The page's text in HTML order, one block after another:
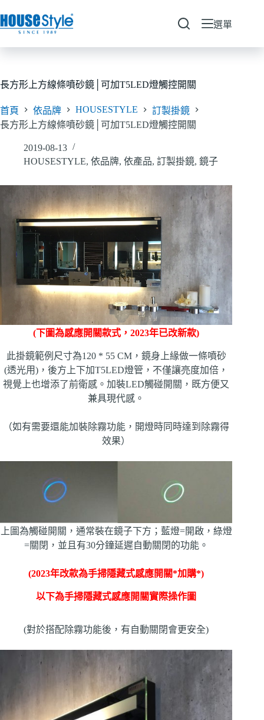
至
要
容
選單
長方形上方線條噴砂鏡│可加T5LED燈觸控開關
首頁 依品牌 HOUSESTYLE
訂製掛鏡
長方形上方線條噴砂鏡│可加T5LED燈觸控開關
2019-08-13
HOUSESTYLE, 依品牌, 依產品, 訂製掛鏡, 鏡子
(下圖為感應開關款式，2023年已改新款)
此掛鏡範例尺寸為120 * 55 CM，鏡身上緣做一條噴砂
(透光用)，後方上下加T5LED燈管，不僅讓亮度加倍，
視覺上也增添了前衛感。加裝LED觸碰開關，既方便又
兼具現代感。
（如有需要還能加裝除霧功能，開燈時同時達到除霧得
效果）
上圖為觸碰開關，通常裝在鏡子下方；藍燈=開啟，綠燈
=關閉，並且有30分鐘延遲自動關閉的功能。
(2023年改款為手掃隱藏式感應開關*加購*)
以下為手掃隱藏式感應開關實際操作圖
(對於搭配除霧功能後，有自動關閉會更安全)